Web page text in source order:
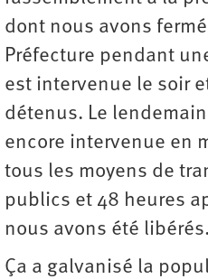
dont nous avons fermé
Préfecture pendant
est intervenue le soir
détenus. Le
encore intervenue en
tous les moyens de
publics et 48 heures
nous avons été libérés.
Ça a galvanisé la